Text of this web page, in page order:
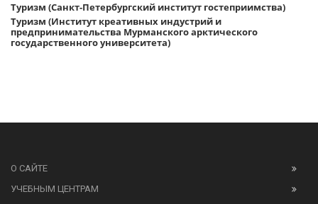
Туризм (Санкт-Петербургский институт гостеприимства)
Туризм (Институт креативных индустрий и
предпринимательства Мурманского арктического
государственного университета)
О САЙТЕ
УЧЕБНЫМ ЦЕНТРАМ